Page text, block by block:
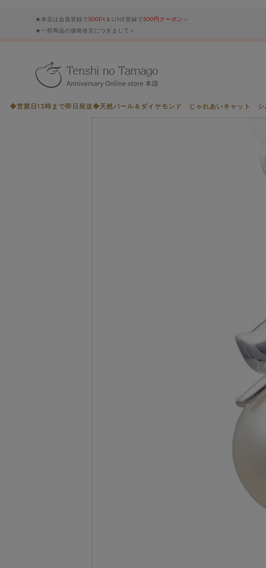
★本店は会員登録で500Pt ＆LINE登録で500円クーポン ＞
★一部商品の価格改定につきまして＞
◆営業日13時まで即日発送◆天然パール＆ダイヤモンド じゃれあいキャ